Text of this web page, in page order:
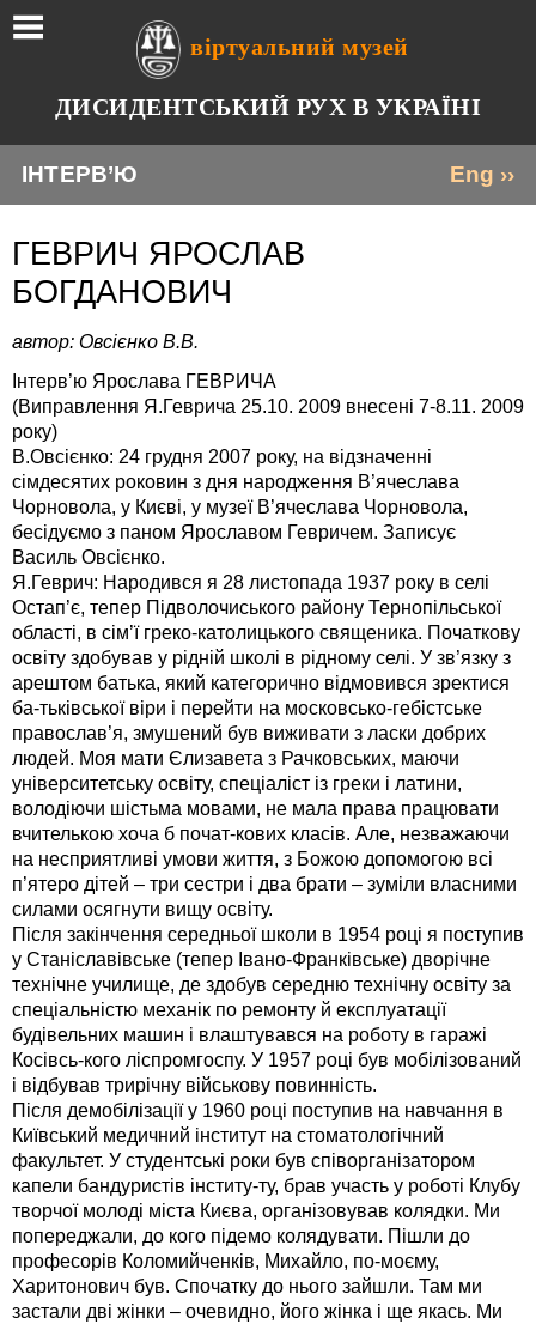
віртуальний музей
ДИСИДЕНТСЬКИЙ РУХ В УКРАЇНІ
Eng ››
ІНТЕРВ’Ю
ГЕВРИЧ ЯРОСЛАВ
БОГДАНОВИЧ
автор: Овсієнко В.В.
Інтерв’ю Ярослава ГЕВРИЧА
(Виправлення Я.Геврича 25.10. 2009 внесені 7-8.11. 2009
року)
В.Овсієнко: 24 грудня 2007 року, на відзначенні
сімдесятих роковин з дня народження В’ячеслава
Чорновола, у Києві, у музеї В’ячеслава Чорновола,
бесідуємо з паном Ярославом Гевричем. Записує
Василь Овсієнко.
Я.Геврич: Народився я 28 листопада 1937 року в селі
Остап’є, тепер Підволочиського району Тернопільської
області, в сім’ї греко-католицького священика. Початкову
освіту здобував у рідній школі в рідному селі. У зв’язку з
арештом батька, який категорично відмовився зректися
ба-тьківської віри і перейти на московсько-гебістське
православ’я, змушений був виживати з ласки добрих
людей. Моя мати Єлизавета з Рачковських, маючи
університетську освіту, спеціаліст із греки і латини,
володіючи шістьма мовами, не мала права працювати
вчителькою хоча б почат-кових класів. Але, незважаючи
на несприятливі умови життя, з Божою допомогою всі
п’ятеро дітей – три сестри і два брати – зуміли власними
силами осягнути вищу освіту.
Після закінчення середньої школи в 1954 році я поступив
у Станіславівське (тепер Івано-Франківське) дворічне
технічне училище, де здобув середню технічну освіту за
спеціальністю механік по ремонту й експлуатації
будівельних машин і влаштувався на роботу в гаражі
Косівсь-кого ліспромгоспу. У 1957 році був мобілізований
і відбував трирічну військову повинність.
Після демобілізації у 1960 році поступив на навчання в
Київський медичний інститут на стоматологічний
факультет. У студентські роки був співорганізатором
капели бандуристів інститу-ту, брав участь у роботі Клубу
творчої молоді міста Києва, організовував колядки. Ми
попереджали, до кого підемо колядувати. Пішли до
професорів Коломийченків, Михайло, по-моєму,
Харитонович був. Спочатку до нього зайшли. Там ми
застали дві жінки – очевидно, його жінка і ще якась. Ми